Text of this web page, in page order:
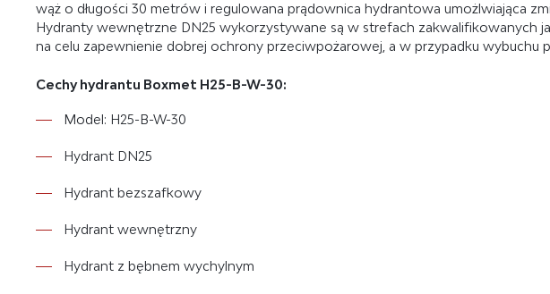
wąż o długości 30 metrów i regulowana prądownica hydrantowa umożlwiająca
Hydranty wewnętrzne DN25 wykorzystywane są w strefach zakwalifikowanych
na celu zapewnienie dobrej ochrony przeciwpożarowej, a w przypadku wybuchu
Cechy hydrantu Boxmet H25-B-W-30:
Model: H25-B-W-30
Hydrant DN25
Hydrant bezszafkowy
Hydrant wewnętrzny
Hydrant z bębnem wychylnym